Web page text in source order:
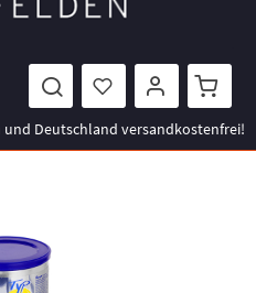
und Deutschland versandkostenfrei!